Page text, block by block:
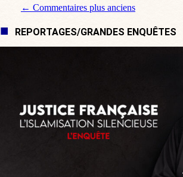
Navigation de commentaire
← Commentaires plus anciens
REPORTAGES/GRANDES ENQUÊTES